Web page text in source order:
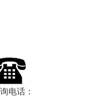
电话：